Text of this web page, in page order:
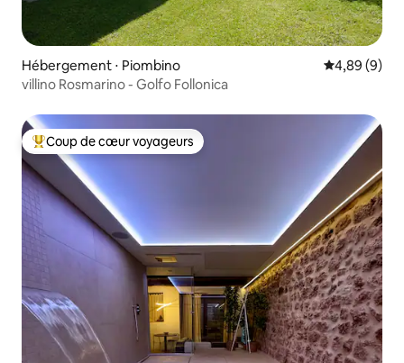
Hébergement ⋅ Piombino Évaluation
4,89 (9)
villino Rosmarino - Golfo Follonica
Coups de cœur voyageurs les plus appréciés
Coup de cœur voyageurs